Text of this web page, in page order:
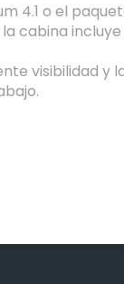
4.1 o el
cabina
visibilidad y